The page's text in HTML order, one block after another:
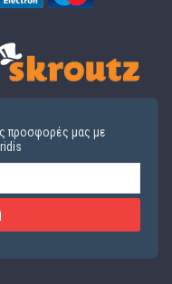
προσφορές μας με